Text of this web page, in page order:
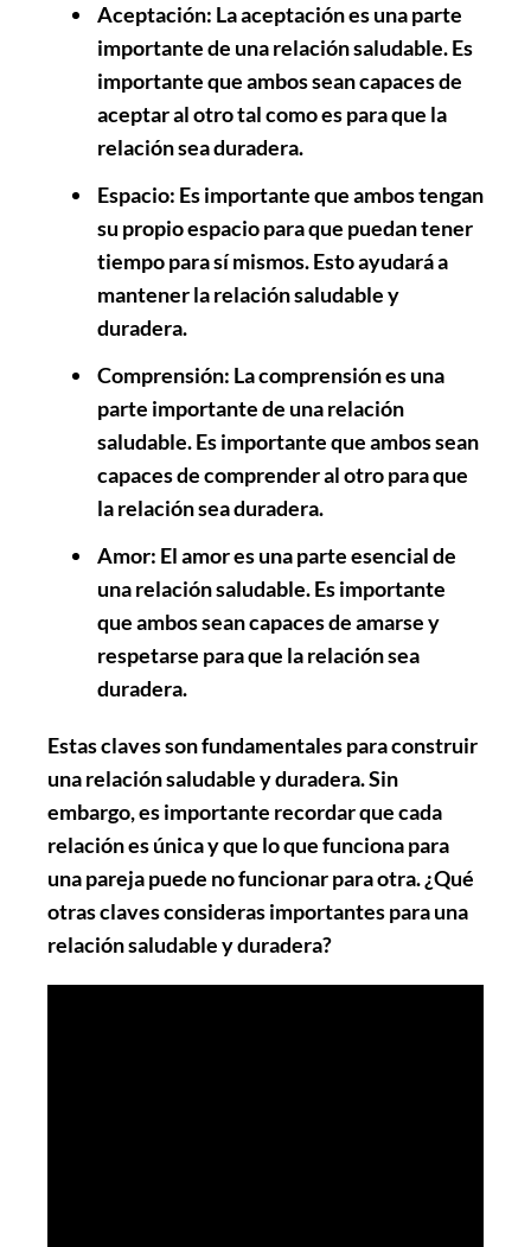
Aceptación: La aceptación es una parte
importante de una relación saludable. Es
importante que ambos sean capaces de
aceptar al otro tal como es para que la
relación sea duradera.
Espacio: Es importante que ambos tengan
su propio espacio para que puedan tener
tiempo para sí mismos. Esto ayudará a
mantener la relación saludable y
duradera.
Comprensión: La comprensión es una
parte importante de una relación
saludable. Es importante que ambos sean
capaces de comprender al otro para que
la relación sea duradera.
Amor: El amor es una parte esencial de
una relación saludable. Es importante
que ambos sean capaces de amarse y
respetarse para que la relación sea
duradera.
Estas claves son fundamentales para construir
una relación saludable y duradera. Sin
embargo, es importante recordar que cada
relación es única y que lo que funciona para
una pareja puede no funcionar para otra. ¿Qué
otras claves consideras importantes para una
relación saludable y duradera?